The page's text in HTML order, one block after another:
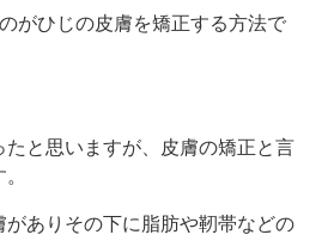
がひじの皮膚を矯正する方法で
たと思いますが、皮膚の矯正と言
ありその下に脂肪や靭帯などの